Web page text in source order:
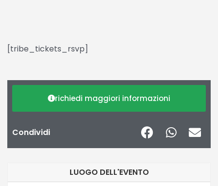
[tribe_tickets_rsvp]
richiedi maggiori informazioni
Condividi
LUOGO DELL'EVENTO